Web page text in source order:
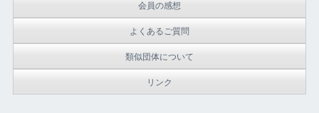
会員の感想
よくあるご質問
類似団体について
リンク